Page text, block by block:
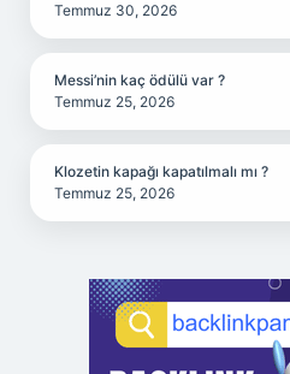
Temmuz 30, 2026
Messi’nin kaç ödülü var ?
Temmuz 25, 2026
Klozetin kapağı kapatılmalı mı ?
Temmuz 25, 2026